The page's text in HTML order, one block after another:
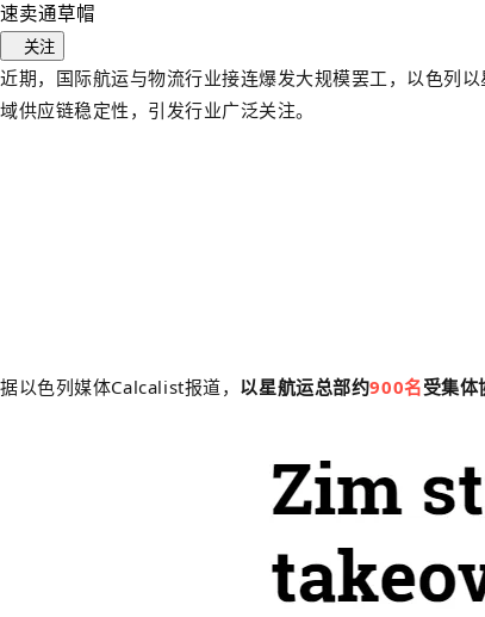
速卖通草帽
关注
近期，国际航运与物流行业接连爆发大规模罢工，以色列
域供应链稳定性，引发行业广泛关注。
据以色列媒体Calcalist报道， 以星航运总部约900名受集体